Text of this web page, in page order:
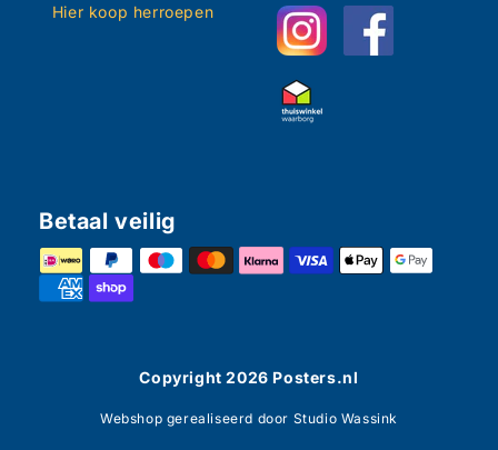
Hier koop herroepen
Betaal veilig
Copyright2026 Posters.nl
Webshop gerealiseerd door Studio Wassink